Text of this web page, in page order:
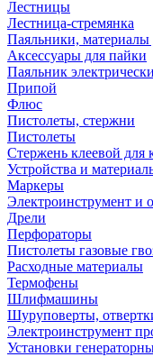
Лестницы
Лестница-стремянка
Паяльники, материалы
Аксессуары для пайки
Паяльник
Припой
Флюс
Пистолеты, стержни
Пистолеты
Стержень клеевой для
Устройства и
Маркеры
Электроинструмент и
Дрели
Перфораторы
Пистолеты газовые
Расходные материалы
Термофены
Шлифмашины
Шуруповерты,
Электроинструмент
Установки